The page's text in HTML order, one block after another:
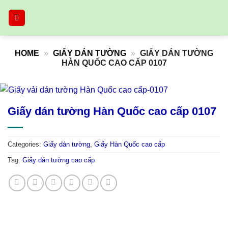
HOME » GIẤY DÁN TƯỜNG » GIẤY DÁN TƯỜNG
HÀN QUỐC CAO CẤP 0107
Giấy dán tường Hàn Quốc cao cấp 0107
Categories: Giấy dán tường, Giấy Hàn Quốc cao cấp
Tag: Giấy dán tường cao cấp